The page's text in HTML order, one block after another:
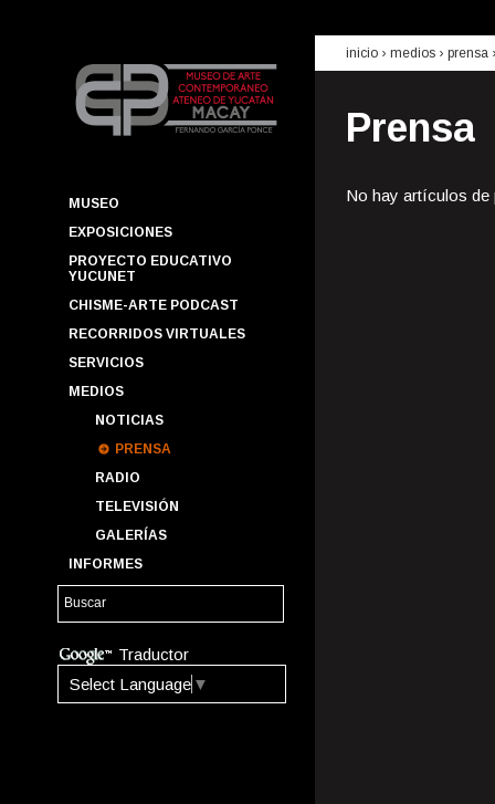
MUSEO
EXPOSICIONES
PROYECTO EDUCATIVO
YUCUNET
CHISME-ARTE PODCAST
RECORRIDOS VIRTUALES
SERVICIOS
MEDIOS
NOTICIAS
PRENSA
RADIO
TELEVISIÓN
GALERÍAS
INFORMES
Traductor
Select Language ▼
inicio › medios › prensa
Prensa
No hay artículos de